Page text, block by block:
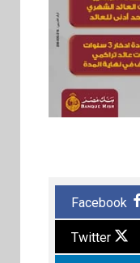
Facebook
Twitter